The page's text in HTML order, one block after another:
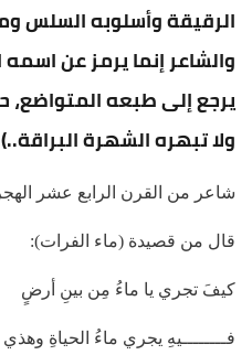
الرقيقة وأسلوبه السلس
والشاعر إنما يرمز عن
يرجع إلى طبعه المتواضع،
ولا تبهره الشهرة البراقة..)
شاعر من القرن الرابع عشر
قال من قصيدة (ماء الفرات):
كيفَ تجري يا ماءُ مِن بينِ أرضٍ
فــــــــيهِ يجري ماءُ الحياةِ